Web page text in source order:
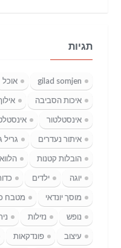
תגיות
gilad somjen אוכל
איכות הסביבה
אינסטלטור
איתור נעדרים
גריל
הובלות קטנות
יוגה
ילדים
מוסך יונדאי
מטבח
נופש
נזילות
עיצוב
פונדקאות